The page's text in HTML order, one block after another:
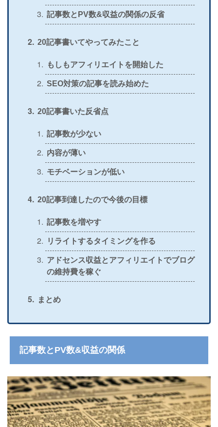
記事数とPV数&収益の関係の反省
20記事書いてやってみたこと
もしもアフィリエイトを開始した
SEO対策の記事を読み始めた
20記事書いた反省点
記事数が少ない
内容が薄い
モチベーションが低い
20記事到達したので今後の目標
記事数を増やす
リライトするタイミングを作る
アドセンス収益とアフィリエイトでブログ
の維持費を稼ぐ
まとめ
記事数とPV数&収益の関係